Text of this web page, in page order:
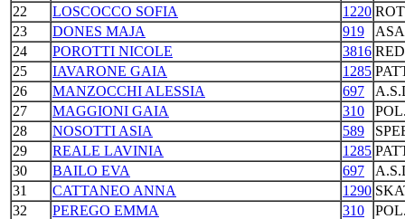
22
LOSCOCCO SOFIA 1220
23
DONES MAJA 919
ASA
24
POROTTI NICOLE 3816
25
IAVARONE GAIA 1285
26
MANZOCCHI ALESSIA 697
27
MAGGIONI GAIA 310
28
NOSOTTI ASIA 589
29
REALE LAVINIA 1285
30
BAILO EVA 697
31
CATTANEO ANNA 1290
32
PEREGO EMMA 310